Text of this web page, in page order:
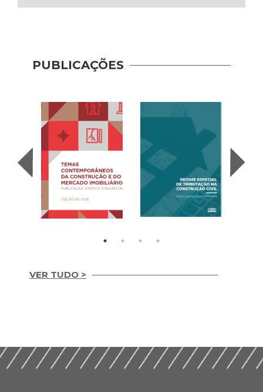
PUBLICAÇÕES
VER TUDO >